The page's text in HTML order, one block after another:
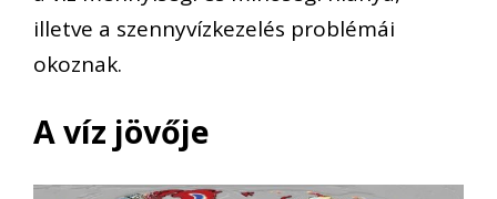
illetve a szennyvízkezelés problémái
okoznak.
A víz jövője